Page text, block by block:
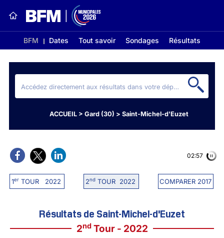
BFM Dates Tout savoir Sondages Résultats
ACCUEIL > Gard (30) > Saint-Michel-d'Euzet
1erTOUR 2022 2ndTOUR 2022 COMPARER 2017
02:56
Résultats de Saint-Michel-d'Euzet
2ndTour - 2022